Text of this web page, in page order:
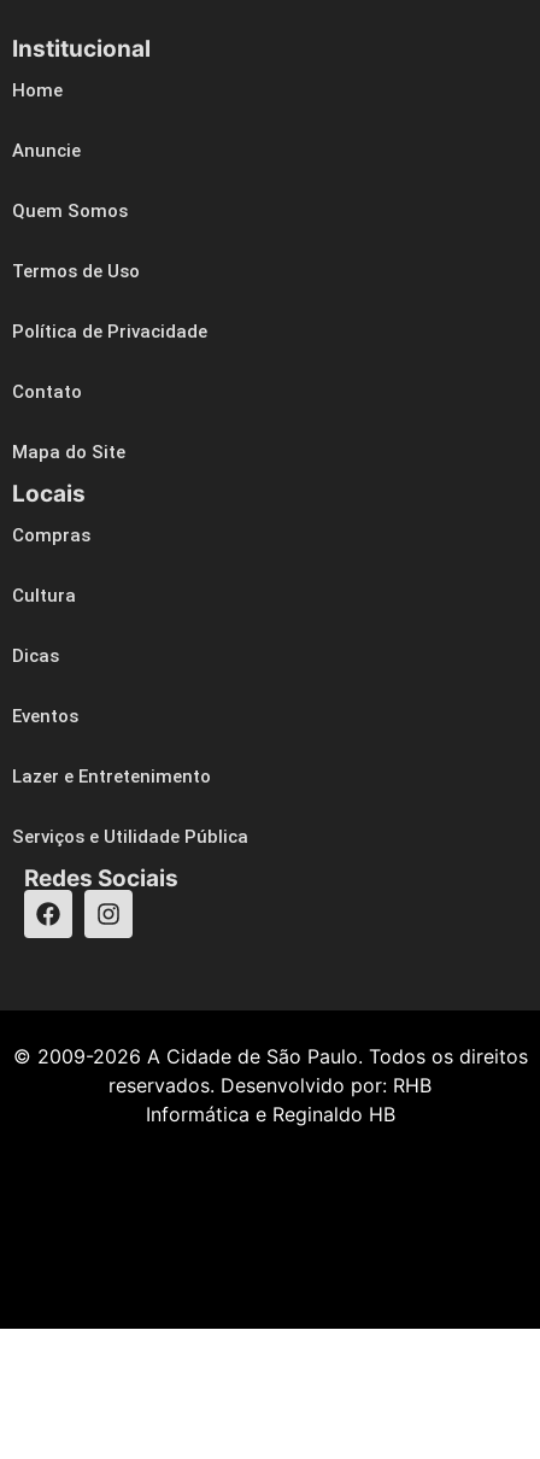
Institucional
Home
Anuncie
Quem Somos
Termos de Uso
Política de Privacidade
Contato
Mapa do Site
Locais
Compras
Cultura
Dicas
Eventos
Lazer e Entretenimento
Serviços e Utilidade Pública
Redes Sociais
© 2009-2026 A Cidade de São Paulo. Todos os direitos
reservados. Desenvolvido por: RHB
Informática e Reginaldo HB